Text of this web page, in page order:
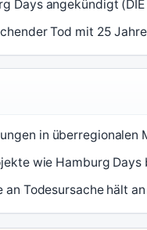
Days angekündigt (DIE
Tod mit 25
in überregionalen
wie Hamburg Days
Todesursache hält